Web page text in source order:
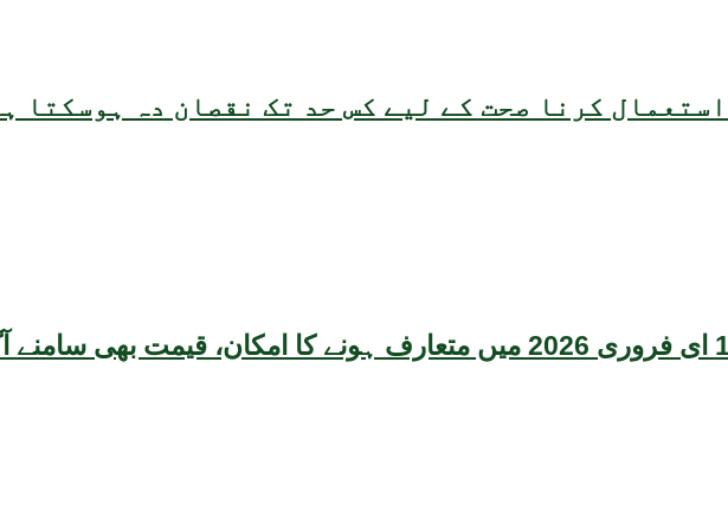
کرنا صحت کے لیے کس حد تک نقصان دہ ہوسکتا